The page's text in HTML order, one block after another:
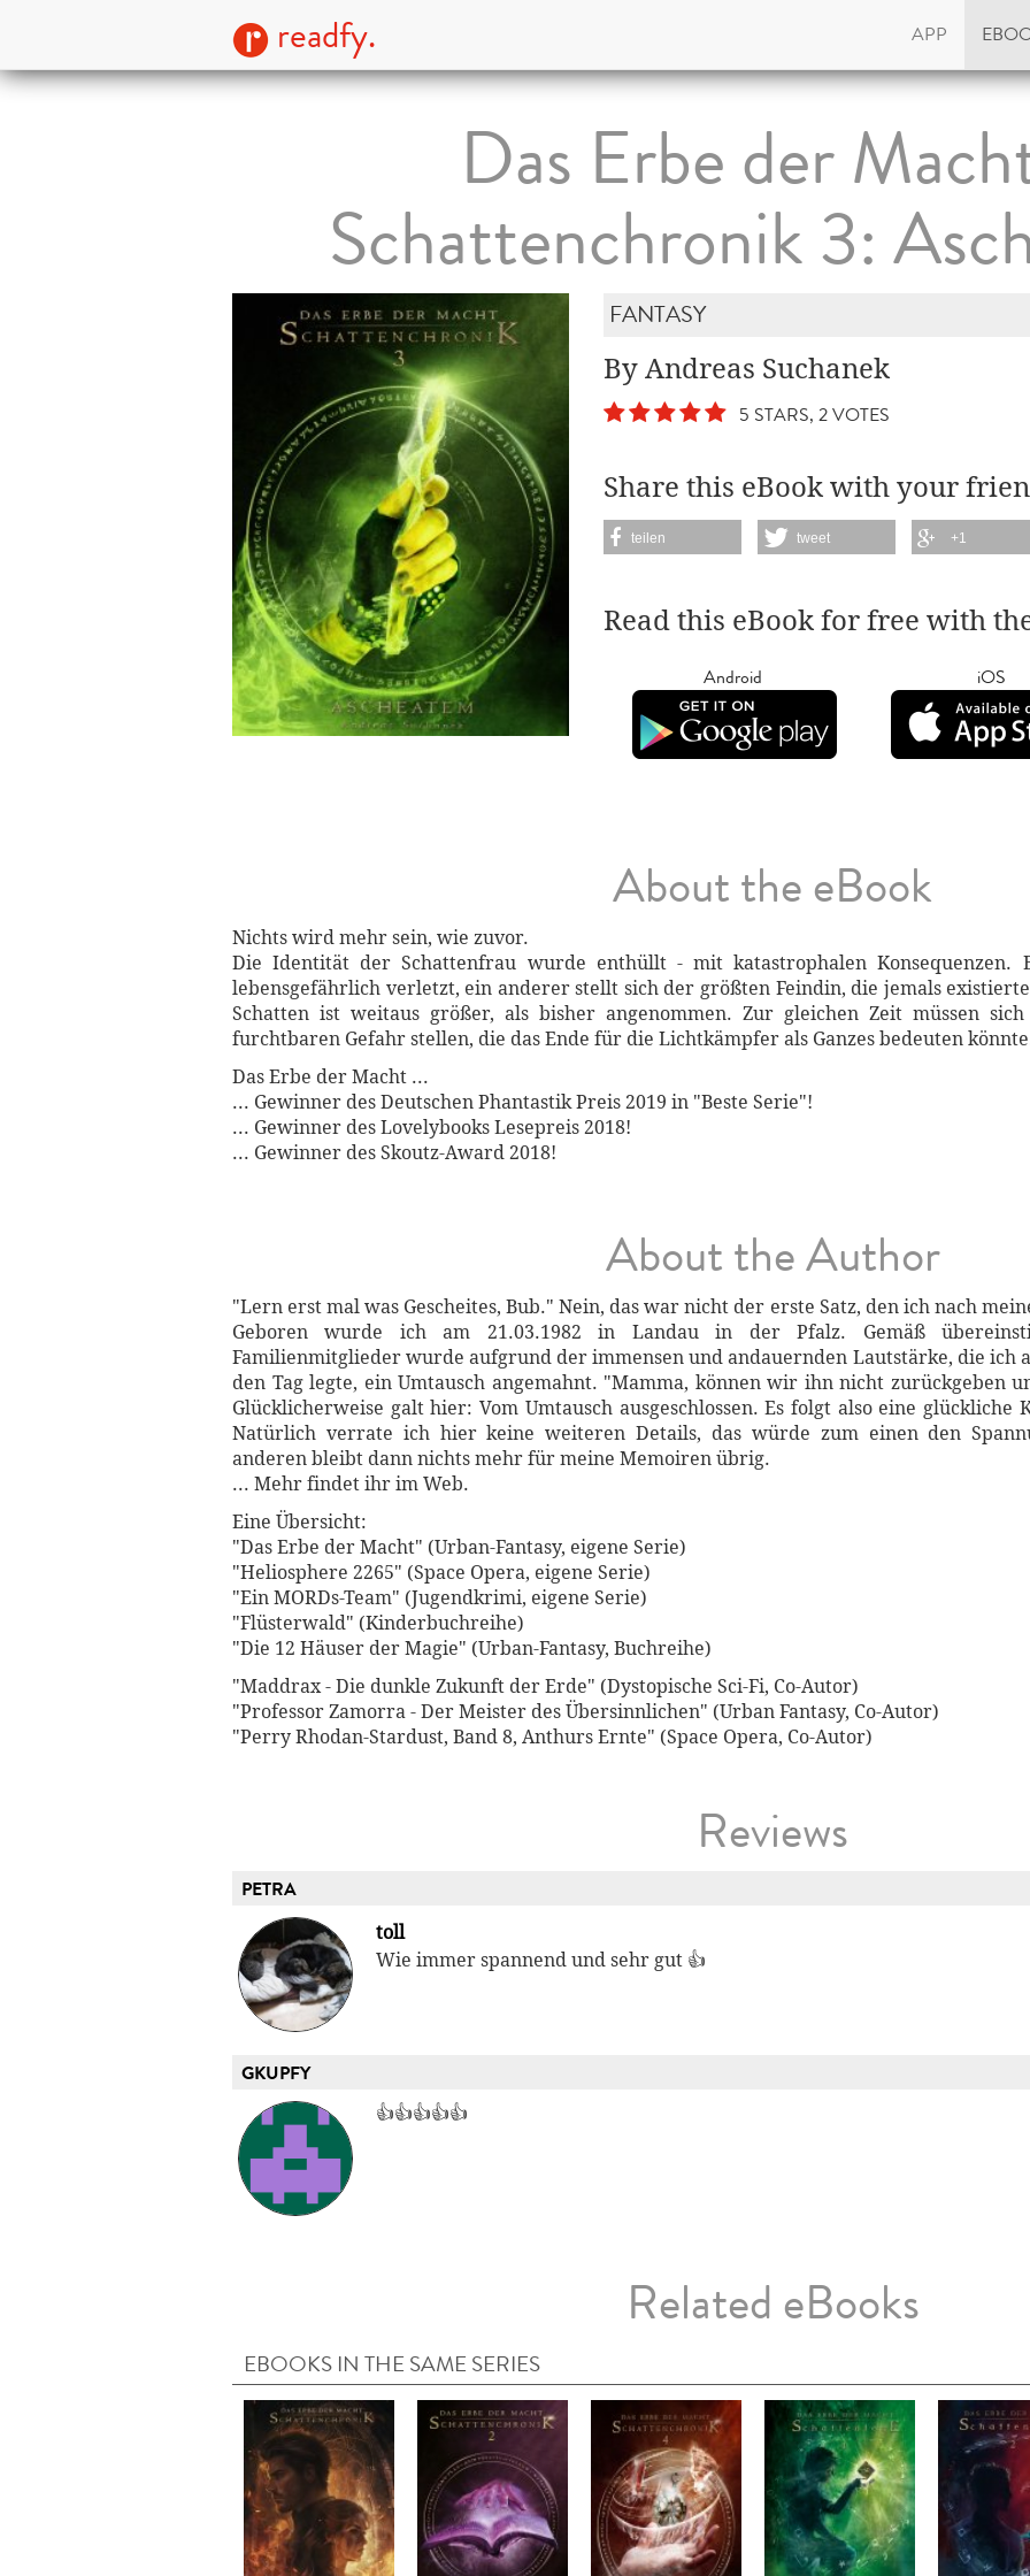
readfy. APP
Das Erbe der
Schattenchronik 3:
FANTASY
By Andreas Suchanek
5 STARS, 2 VOTES
Share this eBook with your
teilen tweet +1
Read this eBook for free with
Android iOS
About the eBook
Nichts wird mehr sein, wie zuvor.
Die Identität der Schattenfrau wurde enthüllt - mit katastrophalen Konsequenzen.
lebensgefährlich verletzt, ein anderer stellt sich der größten Feindin, die jemals
Schatten ist weitaus größer, als bisher angenommen. Zur gleichen Zeit müssen
furchtbaren Gefahr stellen, die das Ende für die Lichtkämpfer als Ganzes bedeuten
Das Erbe der Macht ...
... Gewinner des Deutschen Phantastik Preis 2019 in "Beste Serie"!
... Gewinner des Lovelybooks Lesepreis 2018!
... Gewinner des Skoutz-Award 2018!
About the Author
"Lern erst mal was Gescheites, Bub." Nein, das war nicht der erste Satz, den ich nach
Geboren wurde ich am 21.03.1982 in Landau in der Pfalz. Gemäß
Familienmitglieder wurde aufgrund der immensen und andauernden Lautstärke, die ich
den Tag legte, ein Umtausch angemahnt. "Mamma, können wir ihn nicht zurückgeben
Glücklicherweise galt hier: Vom Umtausch ausgeschlossen. Es folgt also eine
Natürlich verrate ich hier keine weiteren Details, das würde zum einen den
anderen bleibt dann nichts mehr für meine Memoiren übrig.
... Mehr findet ihr im Web.
Eine Übersicht:
"Das Erbe der Macht" (Urban-Fantasy, eigene Serie)
"Heliosphere 2265" (Space Opera, eigene Serie)
"Ein MORDs-Team" (Jugendkrimi, eigene Serie)
"Flüsterwald" (Kinderbuchreihe)
"Die 12 Häuser der Magie" (Urban-Fantasy, Buchreihe)
"Maddrax - Die dunkle Zukunft der Erde" (Dystopische Sci-Fi, Co-Autor)
"Professor Zamorra - Der Meister des Übersinnlichen" (Urban Fantasy, Co-Autor)
"Perry Rhodan-Stardust, Band 8, Anthurs Ernte" (Space Opera, Co-Autor)
Reviews
PETRA
toll
Wie immer spannend und sehr gut 👍
GKUPFY
👍👍👍👍👍
Related eBooks
EBOOKS IN THE SAME SERIES